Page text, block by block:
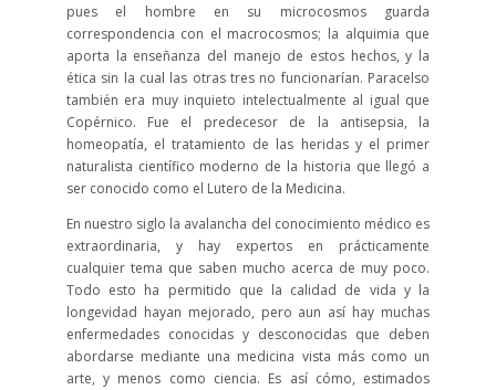
pues el hombre en su microcosmos guarda
correspondencia con el macrocosmos; la alquimia que
aporta la enseñanza del manejo de estos hechos, y la
ética sin la cual las otras tres no funcionarían. Paracelso
también era muy inquieto intelectualmente al igual que
Copérnico. Fue el predecesor de la antisepsia, la
homeopatía, el tratamiento de las heridas y el primer
naturalista científico moderno de la historia que llegó a
ser conocido como el Lutero de la Medicina.
En nuestro siglo la avalancha del conocimiento médico es
extraordinaria, y hay expertos en prácticamente
cualquier tema que saben mucho acerca de muy poco.
Todo esto ha permitido que la calidad de vida y la
longevidad hayan mejorado, pero aun así hay muchas
enfermedades conocidas y desconocidas que deben
abordarse mediante una medicina vista más como un
arte, y menos como ciencia. Es así cómo, estimados